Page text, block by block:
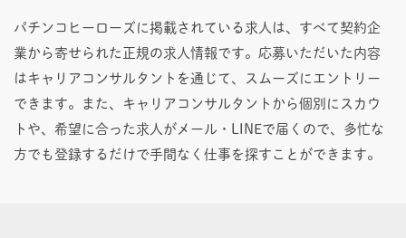
パチンコヒーローズに掲載されている求人は、すべて契約企
業から寄せられた正規の求人情報です。応募いただいた内容
はキャリアコンサルタントを通じて、スムーズにエントリー
できます。また、キャリアコンサルタントから個別にスカウ
トや、希望に合った求人がメール・LINEで届くので、多忙な
方でも登録するだけで手間なく仕事を探すことができます。